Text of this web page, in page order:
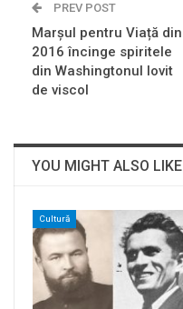
PREV POST
Marșul pentru Viață din
2016 încinge spiritele
din Washingtonul lovit
de viscol
YOU MIGHT ALSO LIKE
Cultură